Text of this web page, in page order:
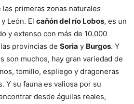
primeras zonas naturales
León. El cañón del río Lobos, es un
y extenso con más de 10.000
provincias de Soria y Burgos. Y
son muchos, hay gran variedad de
tomillo, espliego y dragoneras
Y su fauna es valiosa por su
desde águilas reales,